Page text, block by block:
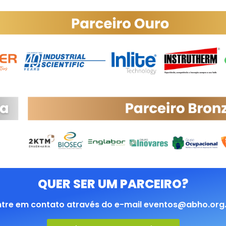
QUER SER UM PARCEIRO?
em contato através do e-mail